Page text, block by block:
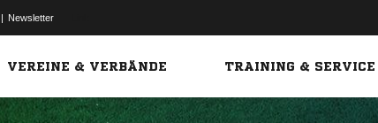
| Newsletter
VEREINE & VERBÄNDE TRAINING & SERVICE